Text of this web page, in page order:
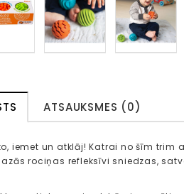
ATSAUKSMES (0)
iemet un atklāj! Katrai no šīm
rociņas refleksīvi sniedzas,